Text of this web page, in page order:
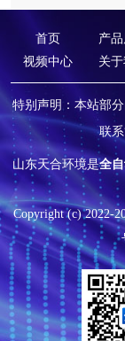
首页 产
视频中心
关
特别声明：本站部
联
山东天合环境是全
Copyright (c)